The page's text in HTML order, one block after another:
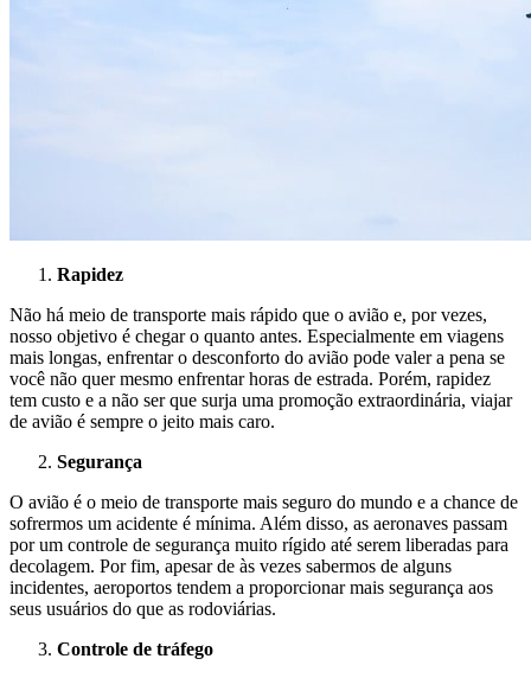
Rapidez
Não há meio de transporte mais rápido que o avião e, por vezes,
nosso objetivo é chegar o quanto antes. Especialmente em viagens
mais longas, enfrentar o desconforto do avião pode valer a pena se
você não quer mesmo enfrentar horas de estrada. Porém, rapidez
tem custo e a não ser que surja uma promoção extraordinária, viajar
de avião é sempre o jeito mais caro.
Segurança
O avião é o meio de transporte mais seguro do mundo e a chance de
sofrermos um acidente é mínima. Além disso, as aeronaves passam
por um controle de segurança muito rígido até serem liberadas para
decolagem. Por fim, apesar de às vezes sabermos de alguns
incidentes, aeroportos tendem a proporcionar mais segurança aos
seus usuários do que as rodoviárias.
Controle de tráfego